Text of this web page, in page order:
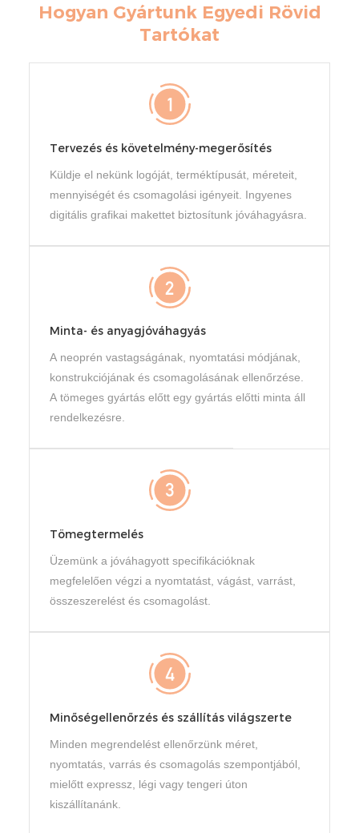
Hogyan Gyártunk Egyedi Rövid
Tartókat
Tervezés és követelmény-megerősítés
Küldje el nekünk logóját, terméktípusát, méreteit,
mennyiségét és csomagolási igényeit. Ingyenes
digitális grafikai makettet biztosítunk jóváhagyásra.
Minta- és anyagjóváhagyás
A neoprén vastagságának, nyomtatási módjának,
konstrukciójának és csomagolásának ellenőrzése.
A tömeges gyártás előtt egy gyártás előtti minta áll
rendelkezésre.
Tömegtermelés
Üzemünk a jóváhagyott specifikációknak
megfelelően végzi a nyomtatást, vágást, varrást,
összeszerelést és csomagolást.
Minőségellenőrzés és szállítás világszerte
Minden megrendelést ellenőrzünk méret,
nyomtatás, varrás és csomagolás szempontjából,
mielőtt expressz, légi vagy tengeri úton
kiszállítanánk.